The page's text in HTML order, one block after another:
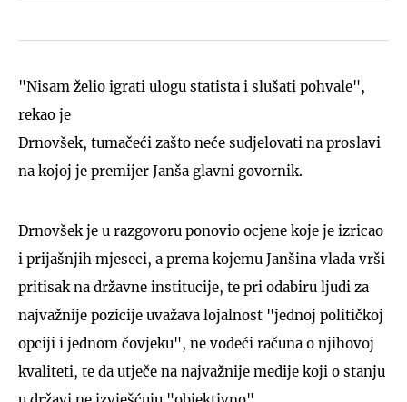
"Nisam želio igrati ulogu statista i slušati pohvale",
rekao je
Drnovšek, tumačeći zašto neće sudjelovati na proslavi
na kojoj je premijer Janša glavni govornik.
Drnovšek je u razgovoru ponovio ocjene koje je izricao
i prijašnjih mjeseci, a prema kojemu Janšina vlada vrši
pritisak na državne institucije, te pri odabiru ljudi za
najvažnije pozicije uvažava lojalnost "jednoj političkoj
opciji i jednom čovjeku", ne vodeći računa o njihovoj
kvaliteti, te da utječe na najvažnije medije koji o stanju